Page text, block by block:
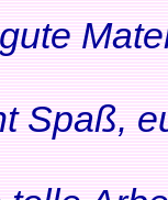
Spaß,